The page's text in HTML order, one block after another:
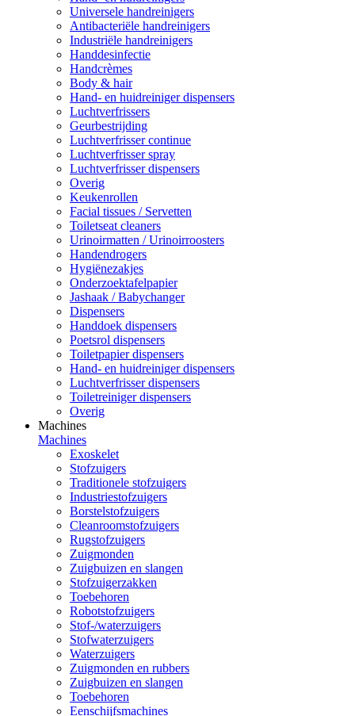
Universele handreinigers
Antibacteriële handreinigers
Industriële handreinigers
Handdesinfectie
Handcrèmes
Body & hair
Hand- en huidreiniger dispensers
Luchtverfrissers
Geurbestrijding
Luchtverfrisser continue
Luchtverfrisser spray
Luchtverfrisser dispensers
Overig
Keukenrollen
Facial tissues / Servetten
Toiletseat cleaners
Urinoirmatten / Urinoirroosters
Handendrogers
Hygiënezakjes
Onderzoektafelpapier
Jashaak / Babychanger
Dispensers
Handdoek dispensers
Poetsrol dispensers
Toiletpapier dispensers
Hand- en huidreiniger dispensers
Luchtverfrisser dispensers
Toiletreiniger dispensers
Overig
Machines
Machines
Exoskelet
Stofzuigers
Traditionele stofzuigers
Industriestofzuigers
Borstelstofzuigers
Cleanroomstofzuigers
Rugstofzuigers
Zuigmonden
Zuigbuizen en slangen
Stofzuigerzakken
Toebehoren
Robotstofzuigers
Stof-/waterzuigers
Stofwaterzuigers
Waterzuigers
Zuigmonden en rubbers
Zuigbuizen en slangen
Toebehoren
Eenschijfsmachines